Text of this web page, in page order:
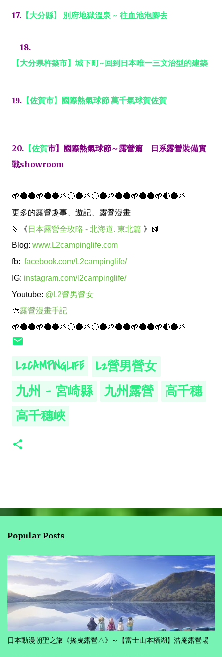
17. 【大分縣】 別府地獄溫泉 ~ 往血池泡腳去
18.
【大分県杵築市】城下町~回到日本唯一三文治型的建築
19. 【佐賀市】國際熱氣球節 萬千氣球賀佐賀
20. 【佐賀市】國際熱氣球節～露營篇 日系露營裝備實
戰showroom
🌱🔴🔵🌱🔴🔵🌱🔴🔵🌱🔴🔵🌱🔴🔵🌱🔴🔵🌱🔴🔵🌱
更多的露營趣事、遊記、露營漫畫
📗《 日本露營全玫略 - 北海道. 東北篇 》📗
Blog: www.L2campinglife.com
fb: facebook.com/L2campinglife/
IG: instagram.com/l2campinglife/
Youtube: @L2營男營女
🎨露營漫畫手記
🌱🔴🔵🌱🔴🔵🌱🔴🔵🌱🔴🔵🌱🔴🔵🌱🔴🔵🌱🔴🔵🌱
L2CAMPINGLIFE
L2營男營女
九州 - 宮崎縣
九州露營
高千穗
高千穗峽
Popular Posts
日本動漫朝聖之旅《搖曳露營△》～【富士山本栖湖】浩庵露營場